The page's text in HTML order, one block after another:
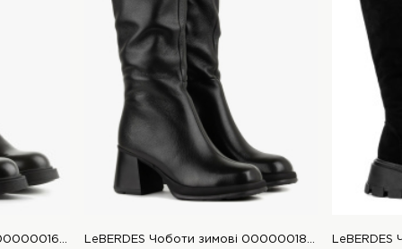
LeBERDES Чоботи зимові 00000016275 1 Магазин взуття “Favorite Shoes” LeBERDES Чоботи зимові 00000018634 1 Магазин взуття “Favorite Shoes”